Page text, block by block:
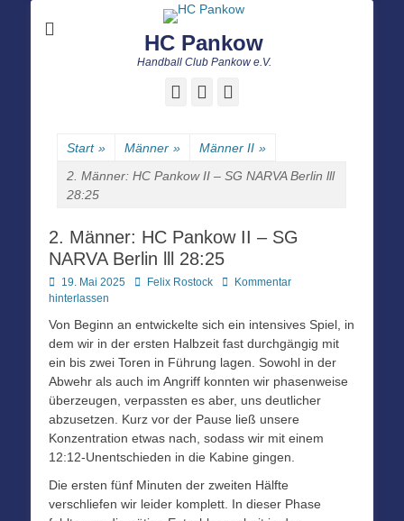
HC Pankow
Handball Club Pankow e.V.
Facebook
Start » Männer » Männer II »
2. Männer: HC Pankow II – SG NARVA Berlin lll
28:25
2. Männer: HC Pankow II – SG
NARVA Berlin lll 28:25
Posted
on
19. Mai 2025 AutorFelix Rostock
Kommentar
hinterlassen
Von Beginn an entwickelte sich ein intensives Spiel, in
dem wir in der ersten Halbzeit fast durchgängig mit
ein bis zwei Toren in Führung lagen. Sowohl in der
Abwehr als auch im Angriff konnten wir phasenweise
überzeugen, verpassten es aber, uns deutlicher
abzusetzen. Kurz vor der Pause ließ unsere
Konzentration etwas nach, sodass wir mit einem
12:12-Unentschieden in die Kabine gingen.
Die ersten fünf Minuten der zweiten Hälfte
verschliefen wir leider komplett. In dieser Phase